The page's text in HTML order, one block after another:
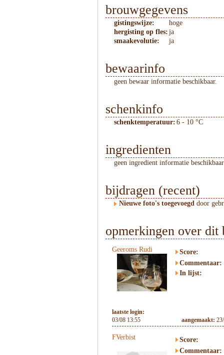
brouwgegevens
gistingswijze:
hoge
hergisting op fles: ja
smaakevolutie:
ja
bewaarinfo
geen bewaar informatie beschikbaar.
schenkinfo
schenktemperatuur: 6 - 10 °C
ingredienten
geen ingredient informatie
bijdragen (recent)
Nieuwe foto's toegevoegd door
opmerkingen over dit
Geeroms Rudi
Score:
Commentaar:
In lijst:
laatste login:
03/08 13:55
aangemaakt:
FVerbist
Score:
Commentaar: